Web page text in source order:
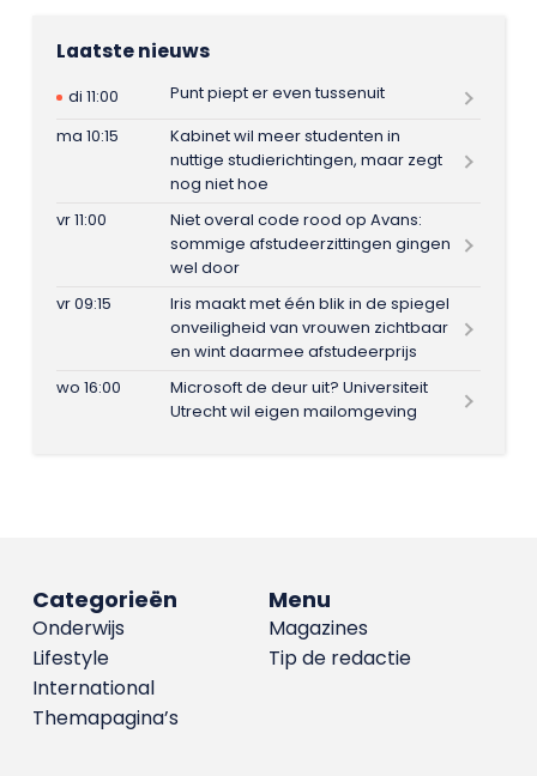
Laatste nieuws
di 11:00
Punt piept er even tussenuit
ma 10:15
Kabinet wil meer studenten in
nuttige studierichtingen, maar zegt
nog niet hoe
vr 11:00
Niet overal code rood op Avans:
sommige afstudeerzittingen gingen
wel door
vr 09:15
Iris maakt met één blik in de spiegel
onveiligheid van vrouwen zichtbaar
en wint daarmee afstudeerprijs
wo 16:00
Microsoft de deur uit? Universiteit
Utrecht wil eigen mailomgeving
Menu
Magazines
Tip de redactie
Categorieën
Onderwijs
Lifestyle
International
Themapagina’s